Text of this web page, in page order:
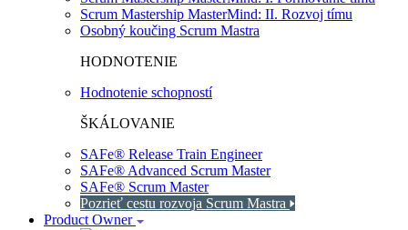
Scrum Mastership MasterMind: II. Rozvoj tímu
Osobný koučing Scrum Mastra
HODNOTENIE
Hodnotenie schopností
ŠKÁLOVANIE
SAFe® Release Train Engineer
SAFe® Advanced Scrum Master
SAFe® Scrum Master
Pozrieť cestu rozvoja Scrum Mastra
Product Owner